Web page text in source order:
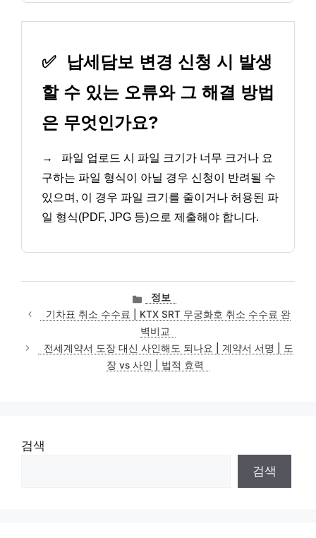
✅
납세담보 변경 신청 시 발생
할 수 있는 오류와 그 해결 방법
은 무엇인가요?
→
파일 업로드 시 파일 크기가 너무 크거나 요
구하는 파일 형식이 아닐 경우 신청이 반려될 수
있으며, 이 경우 파일 크기를 줄이거나 허용된 파
일 형식(PDF, JPG 등)으로 제출해야 합니다.
카
테
고
리
정보
기차표 취소 수수료 | KTX SRT 무궁화호 취소 수수료 완
벽비교
전세계약서 도장 대신 사인해도 되나요 | 계약서 서명 | 도
장 vs 사인 | 법적 효력
검색
검색